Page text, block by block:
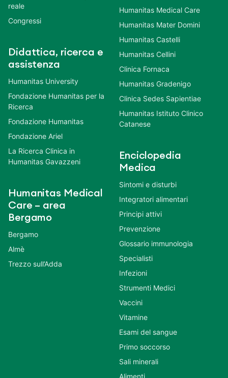
reale
Congressi
Didattica, ricerca e
assistenza
Humanitas University
Fondazione Humanitas per la
Ricerca
Fondazione Humanitas
Fondazione Ariel
La Ricerca Clinica in
Humanitas Gavazzeni
Humanitas Medical
Care – area
Bergamo
Bergamo
Almè
Trezzo sull’Adda
Humanitas Medical Care
Humanitas Mater Domini
Humanitas Castelli
Humanitas Cellini
Clinica Fornaca
Humanitas Gradenigo
Clinica Sedes Sapientiae
Humanitas Istituto Clinico
Catanese
Enciclopedia
Medica
Sintomi e disturbi
Integratori alimentari
Principi attivi
Prevenzione
Glossario immunologia
Specialisti
Infezioni
Strumenti Medici
Vaccini
Vitamine
Esami del sangue
Primo soccorso
Sali minerali
Alimenti